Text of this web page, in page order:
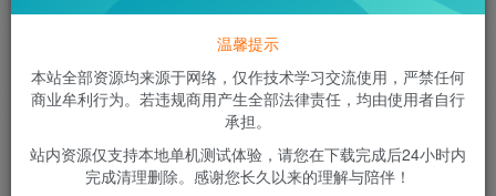
链接：https://pan.baidu.com/s/1-4TKyUk-
W6W3QyBl71Qxhw?pwd=1iru
–来自百度网盘超级会员V3的分享
温馨提示
本站全部资源均来源于网络，仅作技术学习交流使用，严禁任何
商业牟利行为。若违规商用产生全部法律责任，均由使用者自行
承担。
站内资源仅支持本地单机测试体验，请您在下载完成后24小时内
完成清理删除。感谢您长久以来的理解与陪伴！